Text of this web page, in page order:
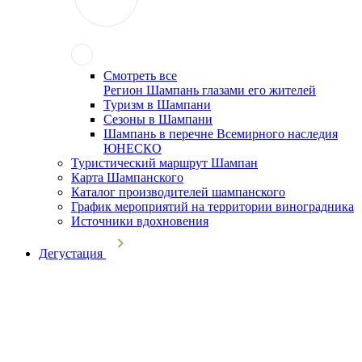
Смотреть все
Регион Шампань глазами его жителей
Туризм в Шампани
Сезоны в Шампани
Шампань в перечне Всемирного наследия
ЮНЕСКО
Туристический маршрут Шампан
Карта Шампанского
Каталог производителей шампанского
График мероприятий на территории виноградника
Источники вдохновения
Дегустация